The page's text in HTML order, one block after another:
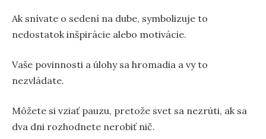
Ak snívate o sedení na dube, symbolizuje to
nedostatok inšpirácie alebo motivácie.
Vaše povinnosti a úlohy sa hromadia a vy to
nezvládate.
Môžete si vziať pauzu, pretože svet sa nezrúti, ak sa
dva dni rozhodnete nerobiť nič.